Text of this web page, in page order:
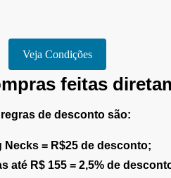
Veja Condições
feitas
de desconto são:
Necks = R$25 de desconto;
até R$ 155 = 2,5% de